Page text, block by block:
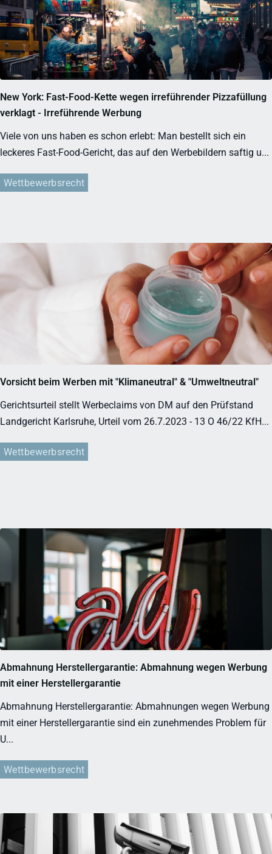
New York: Fast-Food-Kette wegen irreführender Pizzafüllung
verklagt - Irreführende Werbung
Viele von uns haben es schon erlebt: Man bestellt sich ein
leckeres Fast-Food-Gericht, das auf den Werbebildern saftig u...
Wettbewerbsrecht
Vorsicht beim Werben mit "Klimaneutral" & "Umweltneutral"
Gerichtsurteil stellt Werbeclaims von DM auf den Prüfstand
Landgericht Karlsruhe, Urteil vom 26.7.2023 - 13 O 46/22 KfH...
Wettbewerbsrecht
Abmahnung Herstellergarantie: Abmahnung wegen Werbung
mit einer Herstellergarantie
Abmahnung Herstellergarantie: Abmahnungen wegen Werbung
mit einer Herstellergarantie sind ein zunehmendes Problem für
U...
Wettbewerbsrecht